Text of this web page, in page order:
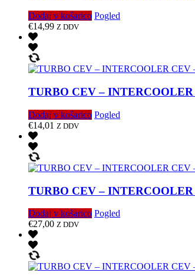
Dodaj v košarico Pogled
€14,99 Z DDV
TURBO CEV – INTERCOOLER
Dodaj v košarico Pogled
€14,01 Z DDV
TURBO CEV – INTERCOOLER
Dodaj v košarico Pogled
€27,00 Z DDV